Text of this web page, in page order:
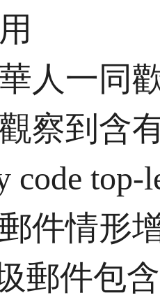
人一同
察到含
code
件情形
郵件包